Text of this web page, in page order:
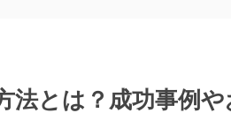
法とは？成功事例